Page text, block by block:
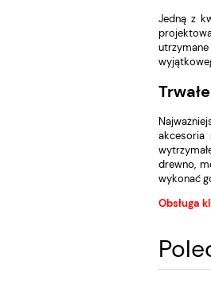
Jedną z
akcesoria
drewno,
wykonać
Obsługa